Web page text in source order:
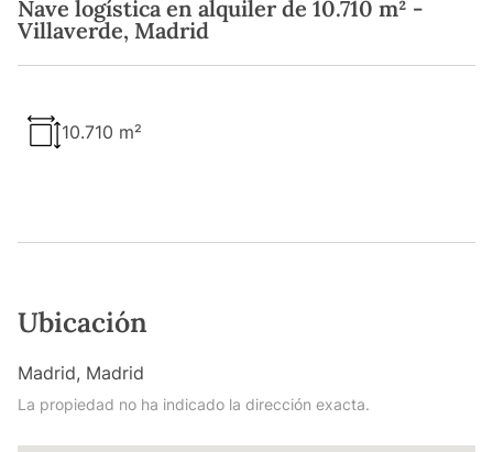
Nave logística en alquiler de 10.710 m² -
Villaverde, Madrid
10.710 m²
Ubicación
Madrid, Madrid
La propiedad no ha indicado la dirección exacta.